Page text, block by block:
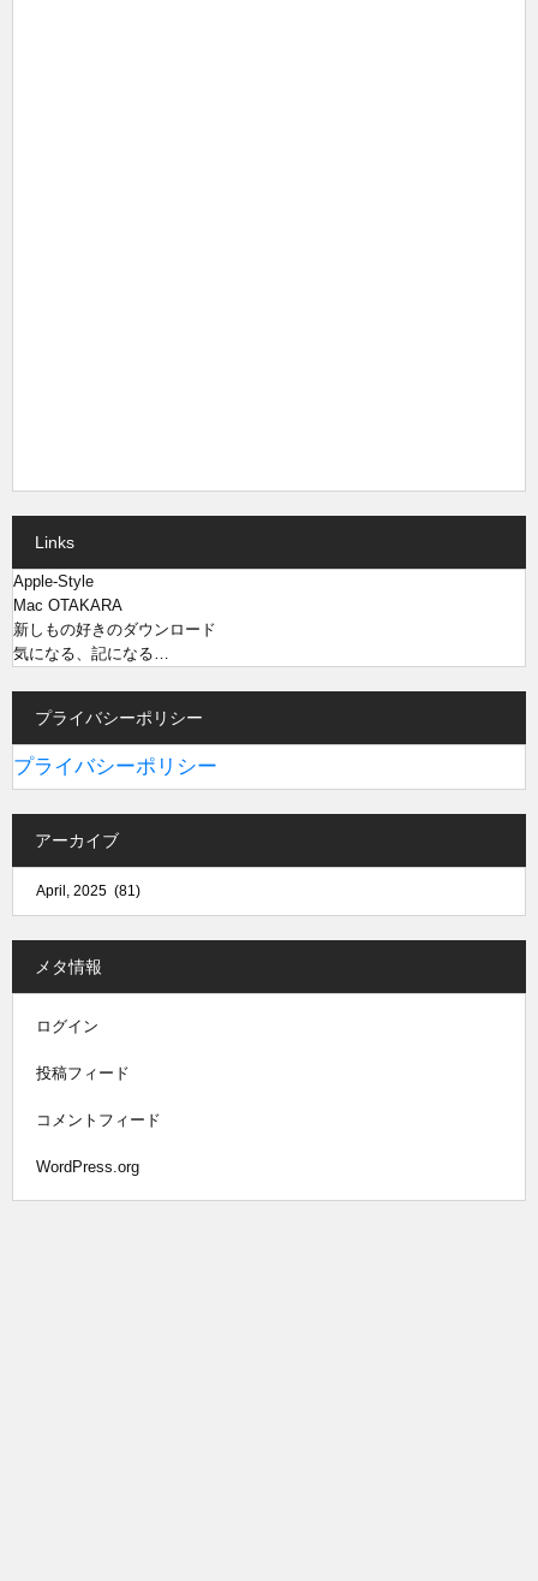
Links
Apple-Style
Mac OTAKARA
新しもの好きのダウンロード
気になる、記になる…
プライバシーポリシー
プライバシーポリシー
アーカイブ
メタ情報
ログイン
投稿フィード
コメントフィード
WordPress.org